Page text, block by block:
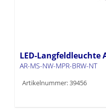
LED-Langfeldleuchte
AR-MS-NW-MPR-BRW-NT
Artikelnummer: 39456